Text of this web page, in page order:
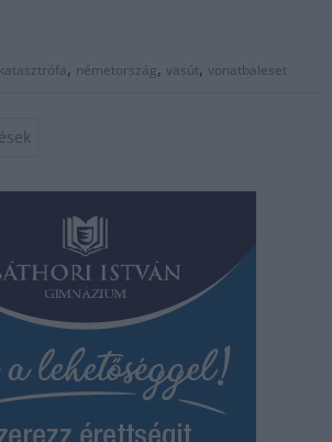
katasztrófa, németország,vasút,vonatbaleset